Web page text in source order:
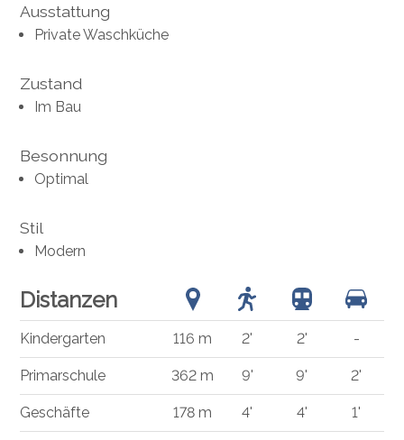
Ausstattung
Private Waschküche
Zustand
Im Bau
Besonnung
Optimal
Stil
Modern
Distanzen
Kindergarten 116 m 2' 2' -
Primarschule 362 m 9' 9' 2'
Geschäfte 178 m 4' 4' 1'